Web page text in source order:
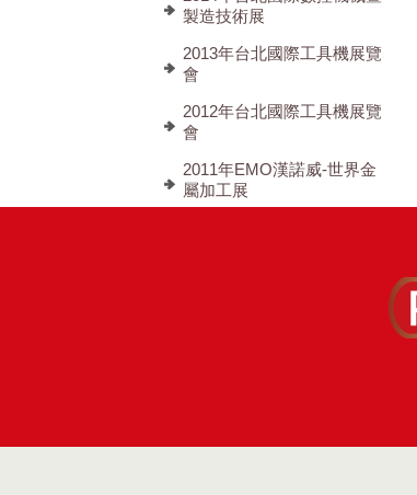
製造技術展
2013年台北國際工具機展覽
會
2012年台北國際工具機展覽
會
2011年EMO漢諾威-世界金
屬加工展